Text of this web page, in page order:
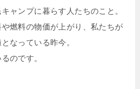
ャンプに暮らす人たちのこと。
燃料の物価が上がり、私たちが
なっている昨今。
のです。